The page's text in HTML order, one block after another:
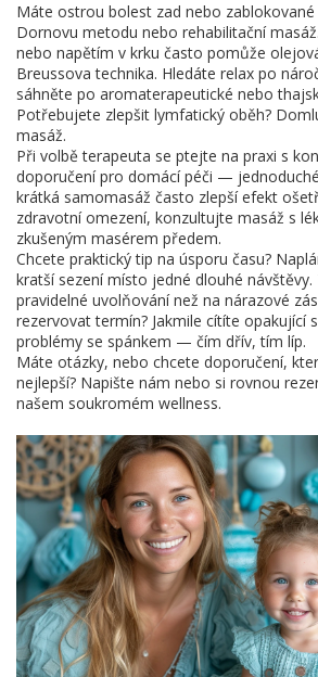
Máte ostrou bolest zad nebo zablokované
Dornovu metodu nebo rehabilitační
nebo napětím v krku často pomůže
Breussova technika. Hledáte relax po
sáhněte po aromaterapeutické nebo
Potřebujete zlepšit lymfatický oběh?
masáž.
Při volbě terapeuta se ptejte na praxi s
doporučení pro domácí péči —
krátká samomasáž často zlepší efekt
zdravotní omezení, konzultujte masáž s
zkušeným masérem předem.
Chcete praktický tip na úsporu času?
kratší sezení místo jedné dlouhé
pravidelné uvolňování než na nárazové
rezervovat termín? Jakmile cítíte opakující
problémy se spánkem — čím dřív, tím líp.
Máte otázky, nebo chcete doporučení,
nejlepší? Napište nám nebo si rovnou
našem soukromém wellness.